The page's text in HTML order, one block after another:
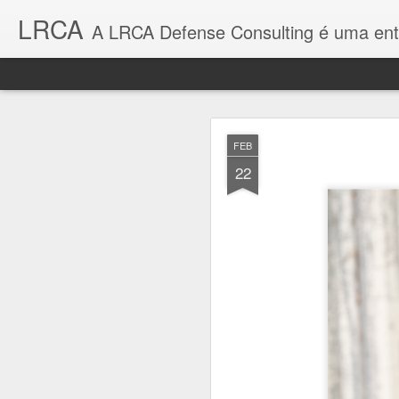
FEB
22
LRCA A LRCA Defense Consulting é uma entidade sem fins lucrativos que
Brasil e
Documento
relações